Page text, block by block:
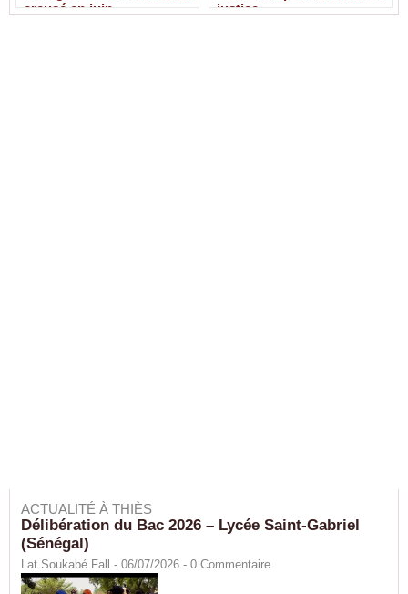
creusé en juin
justice
ACTUALITÉ À THIÈS
Délibération du Bac 2026 – Lycée Saint-Gabriel
(Sénégal)
Lat Soukabé Fall - 06/07/2026 - 0 Commentaire